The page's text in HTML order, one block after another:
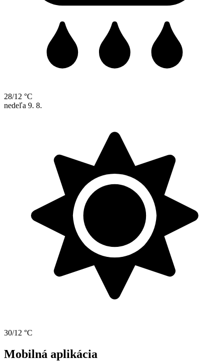
28/12 °C
nedeľa 9. 8.
30/12 °C
Mobilná aplikácia